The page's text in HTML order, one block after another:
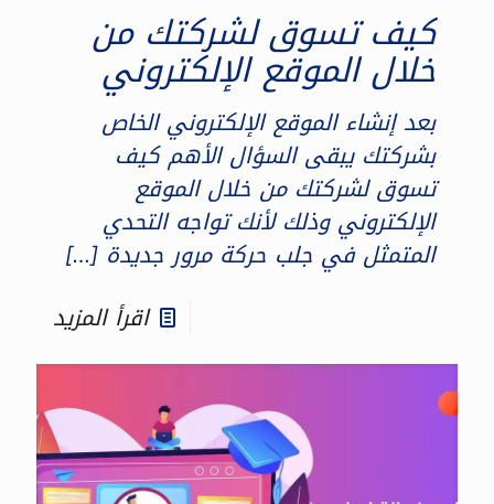
كيف تسوق لشركتك من
خلال الموقع الإلكتروني
بعد إنشاء الموقع الإلكتروني الخاص
بشركتك يبقى السؤال الأهم كيف
تسوق لشركتك من خلال الموقع
الإلكتروني وذلك لأنك تواجه التحدي
المتمثل في جلب حركة مرور جديدة […]
اقرأ المزيد